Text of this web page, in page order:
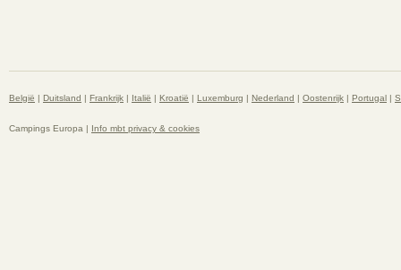
België | Duitsland | Frankrijk | Italië | Kroatië | Luxemburg | Nederland | Oostenrijk | Portugal |
Campings Europa | Info mbt privacy & cookies